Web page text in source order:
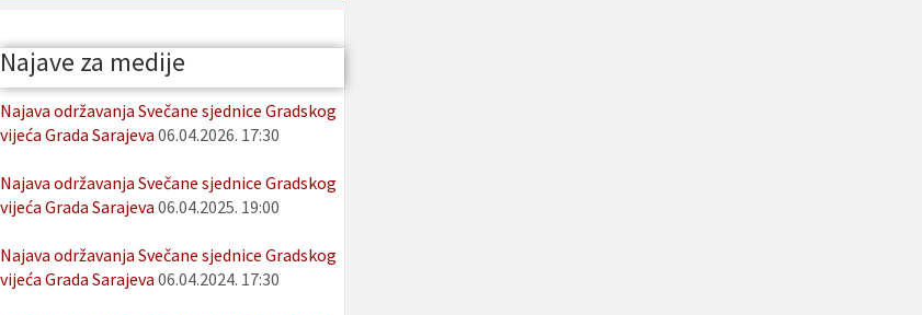
Najave za medije
Najava održavanja Svečane sjednice Gradskog
vijeća Grada Sarajeva 06.04.2026. 17:30
Najava održavanja Svečane sjednice Gradskog
vijeća Grada Sarajeva 06.04.2025. 19:00
Najava održavanja Svečane sjednice Gradskog
vijeća Grada Sarajeva 06.04.2024. 17:30